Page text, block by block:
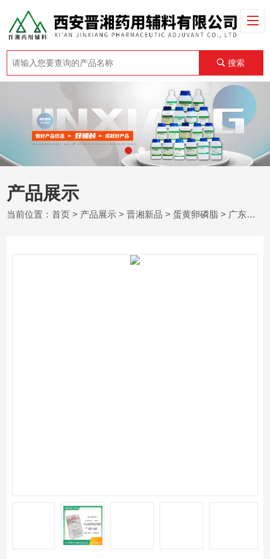
搜索
产品展示
当前位置：首页 > 产品展示 >晋湘新品 >蛋黄卵磷脂 > 广东药用级蛋黄卵磷脂 CDE登记A状态